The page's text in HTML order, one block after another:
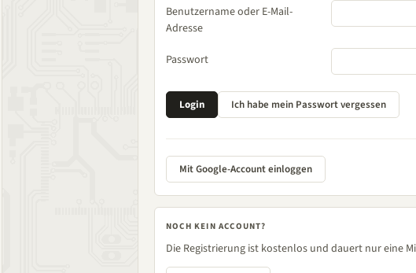
Benutzername oder E-Mail-
Adresse
Passwort
Mit Google-Account einloggen
NOCH KEIN ACCOUNT?
Die Registrierung ist kostenlos und dauert nur eine